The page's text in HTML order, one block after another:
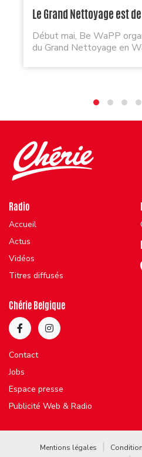
Le Grand Nettoyage est
Début mai, Be WaPP
du Grand Nettoyage en
Radio
Accueil
Actus
Vidéos
Titres diffusés
Chérie Belgique
Contact
Jobs
Espace presse
Publicité Web & Radio
Mentions légales